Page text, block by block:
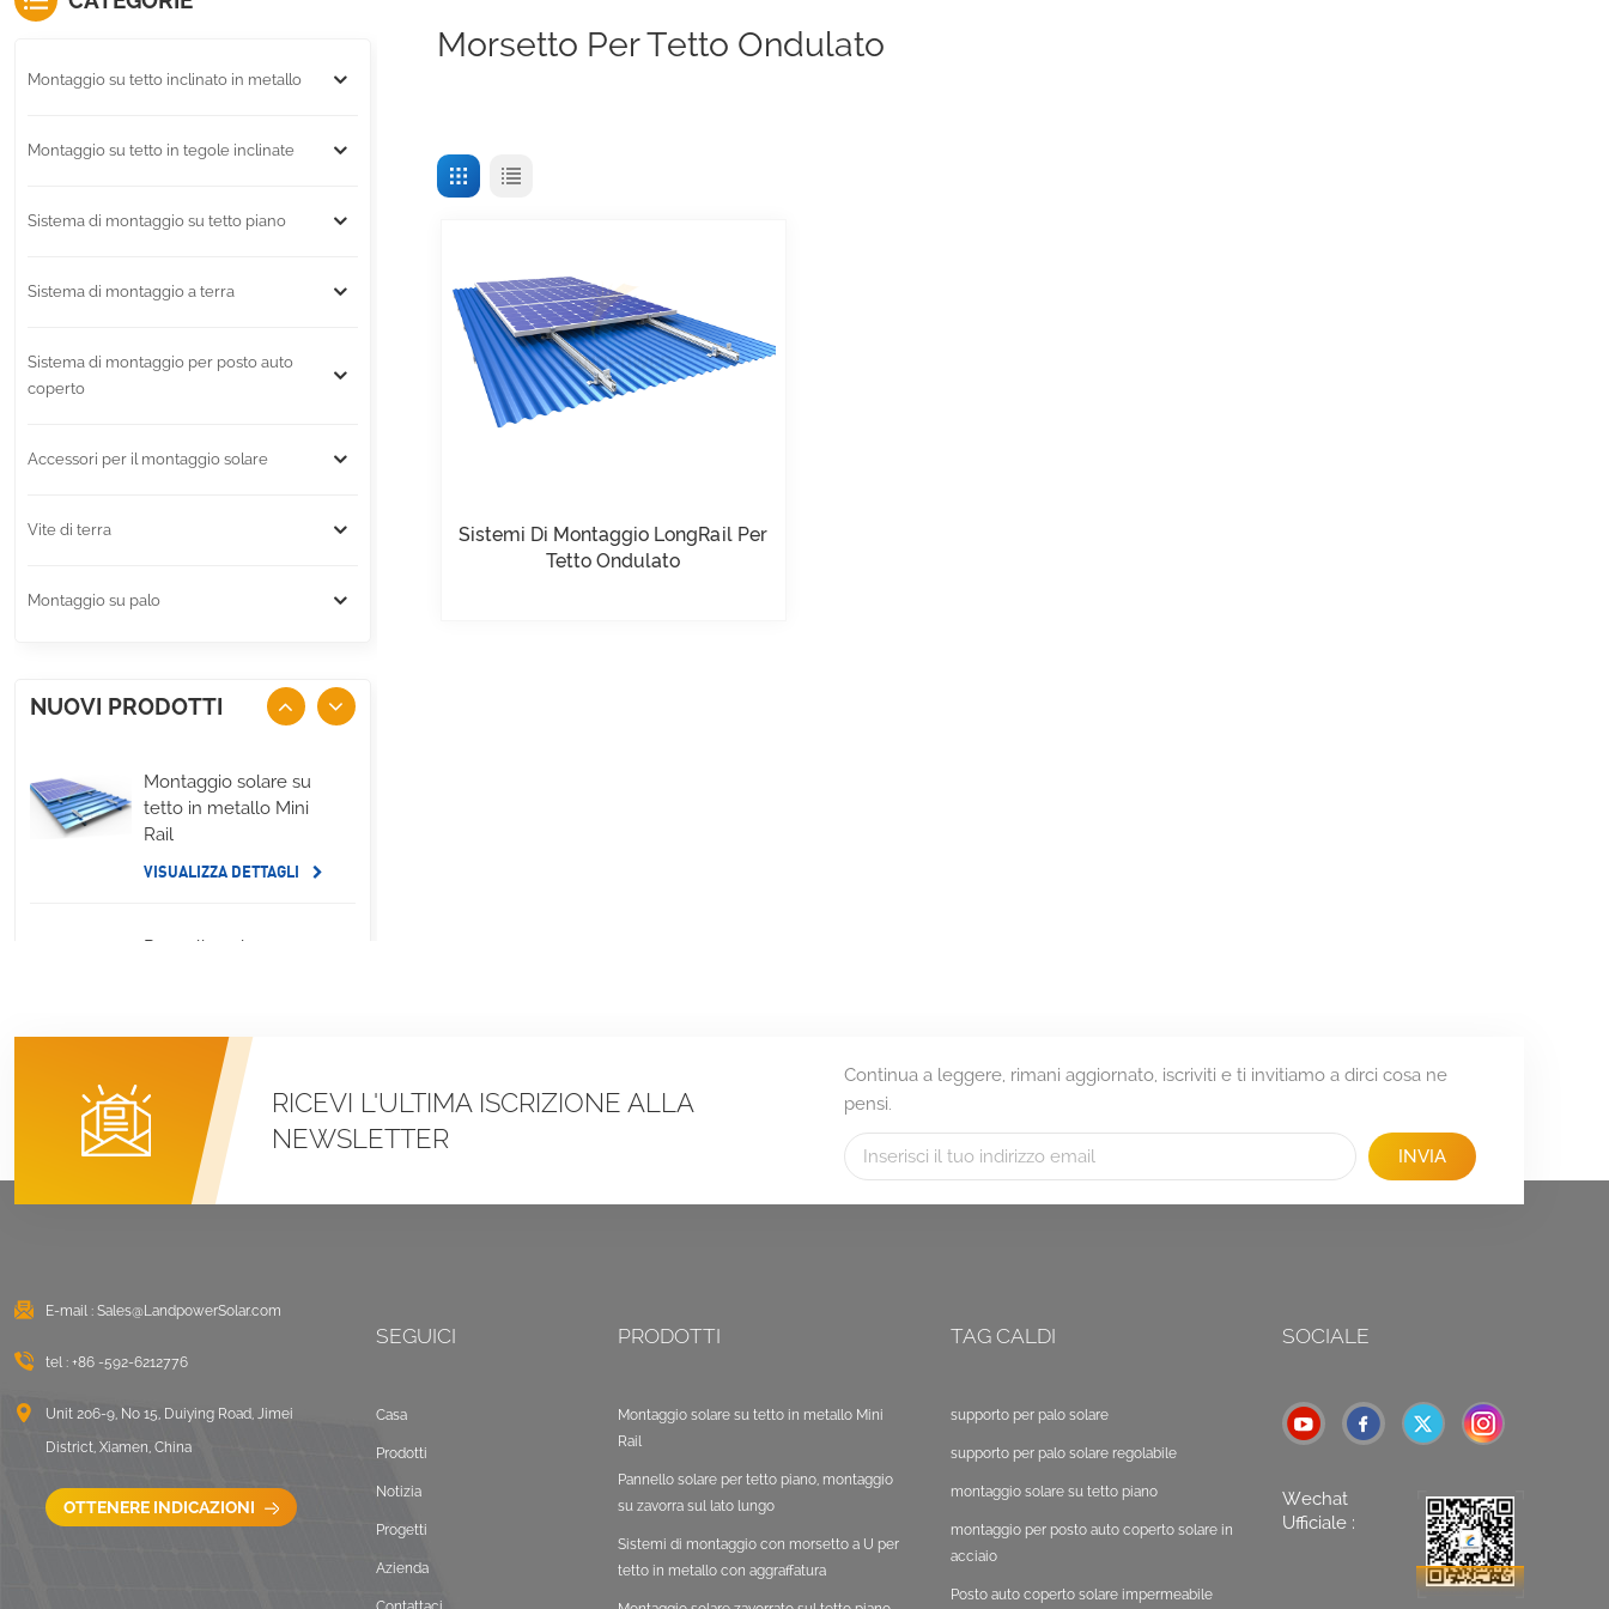
Morsetto Per Tetto Ondulato
Sistemi Di Montaggio LongRail Per
Tetto Ondulato
Montaggio su tetto inclinato in metallo
Montaggio su tetto in tegole inclinate
Sistema di montaggio su tetto piano
Sistema di montaggio a terra
Sistema di montaggio per posto auto
coperto
Accessori per il montaggio solare
Vite di terra
Montaggio su palo
NUOVI PRODOTTI
Montaggio solare su
tetto in metallo Mini
Rail
VISUALIZZA DETTAGLI
Pannello solare per
VISUALIZZA DETTAGLI
Sistemi di montaggio
con morsetto a U per
tetto in metallo con
aggraffatura
VISUALIZZA DETTAGLI
zavorrato sul tetto
VISUALIZZA DETTAGLI
Sistemi di montaggio
ondulato
VISUALIZZA DETTAGLI
RICEVI L'ULTIMA ISCRIZIONE ALLA
NEWSLETTER
Continua a leggere, rimani aggiornato, iscriviti e ti invitiamo a dirci cosa ne
pensi.
INVIA
E-mail : Sales@LandpowerSolar.com
tel : +86 -592-6212776
Unit 206-9, No 15, Duiying Road, Jimei
District, Xiamen, China
OTTENERE INDICAZIONI
SEGUICI
Casa
Prodotti
Notizia
Progetti
Azienda
PRODOTTI
Montaggio solare su tetto in metallo Mini
Rail
Pannello solare per tetto piano, montaggio
su zavorra sul lato lungo
Sistemi di montaggio con morsetto a U per
tetto in metallo con aggraffatura
TAG CALDI
supporto per palo solare
supporto per palo solare regolabile
montaggio solare su tetto piano
montaggio per posto auto coperto solare in
acciaio
Posto auto coperto solare impermeabile
SOCIALE
Wechat
Ufficiale :